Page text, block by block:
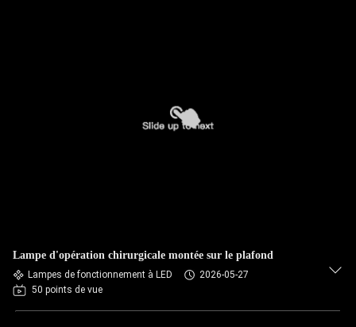
Lampe d'opération chirurgicale montée sur le plafond
Lampes de fonctionnement à LED
2026-05-27
50 points de vue